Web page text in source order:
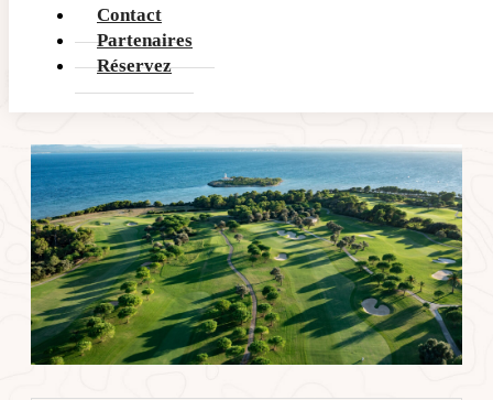
Contact
Partenaires
Réservez